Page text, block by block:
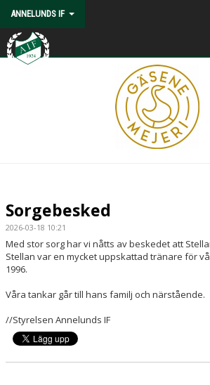
ANNELUNDS IF
VÅRA LAG/LEDARE
MATCHER
ISBANA/SKIDSPÅR
ÖVRIGA SAMARBETSPARTNERS
Sorgebesked
2026-03-18 10:21
Med stor sorg har vi nåtts av beskedet att
Stellan var en mycket uppskattad tränare för
1996.
Våra tankar går till hans familj och närstående.
//Styrelsen Annelunds IF